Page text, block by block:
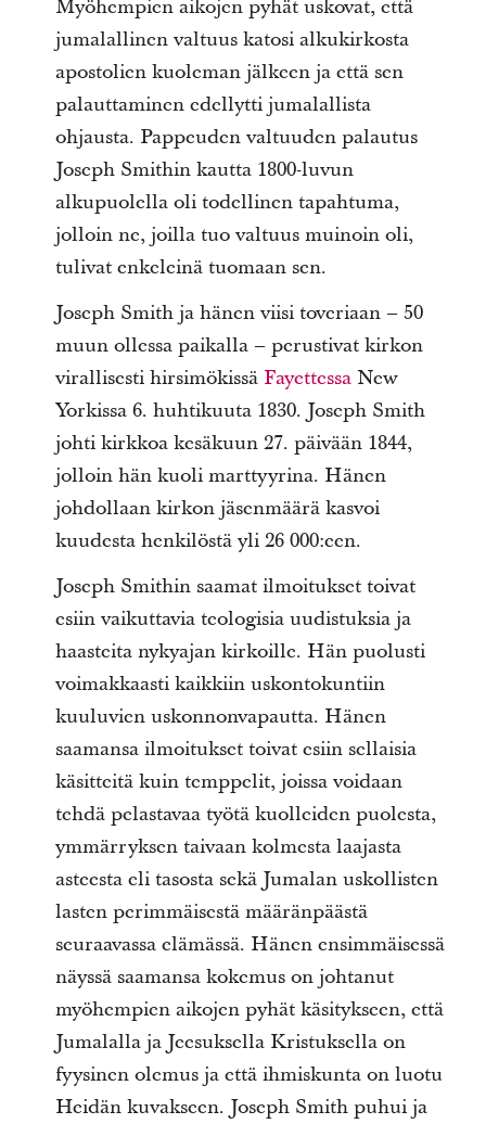
Myöhempien aikojen pyhät uskovat, että
jumalallinen valtuus katosi alkukirkosta
apostolien kuoleman jälkeen ja että sen
palauttaminen edellytti jumalallista
ohjausta. Pappeuden valtuuden palautus
Joseph Smithin kautta 1800-luvun
alkupuolella oli todellinen tapahtuma,
jolloin ne, joilla tuo valtuus muinoin oli,
tulivat enkeleinä tuomaan sen.
Joseph Smith ja hänen viisi toveriaan – 50
muun ollessa paikalla – perustivat kirkon
virallisesti hirsimökissä FayettessaNew
Yorkissa 6. huhtikuuta 1830. Joseph Smith
johti kirkkoa kesäkuun 27. päivään 1844,
jolloin hän kuoli marttyyrina. Hänen
johdollaan kirkon jäsenmäärä kasvoi
kuudesta henkilöstä yli 26 000:een.
Joseph Smithin saamat ilmoitukset toivat
esiin vaikuttavia teologisia uudistuksia ja
haasteita nykyajan kirkoille. Hän puolusti
voimakkaasti kaikkiin uskontokuntiin
kuuluvien uskonnonvapautta. Hänen
saamansa ilmoitukset toivat esiin sellaisia
käsitteitä kuin temppelit, joissa voidaan
tehdä pelastavaa työtä kuolleiden puolesta,
ymmärryksen taivaan kolmesta laajasta
asteesta eli tasosta sekä Jumalan uskollisten
lasten perimmäisestä määränpäästä
seuraavassa elämässä. Hänen ensimmäisessä
näyssä saamansa kokemus on johtanut
myöhempien aikojen pyhät käsitykseen, että
Jumalalla ja Jeesuksella Kristuksella on
fyysinen olemus ja että ihmiskunta on luotu
Heidän kuvakseen. Joseph Smith puhui ja